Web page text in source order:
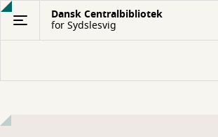
Gå
hovedindhold
Dansk Centralbibliotek
for Sydslesvig